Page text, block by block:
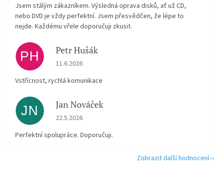
Jsem stálým zákazníkem. Výsledná oprava disků, ať už CD,
nebo DVD je vždy perfektní. Jsem přesvědčen, že lépe to
nejde. Každému vřele doporučuji zkusit.
PH Petr Hušák
Hodnocení obchodu je 5 z 5 hvězdiček.
11.6.2026
Vstřícnost, rychlá komunikace
JN Jan Nováček
Hodnocení obchodu je 5 z 5 hvězdiček.
22.5.2026
Perfektní spolupráce. Doporučuji.
Zobrazit další hodnocení